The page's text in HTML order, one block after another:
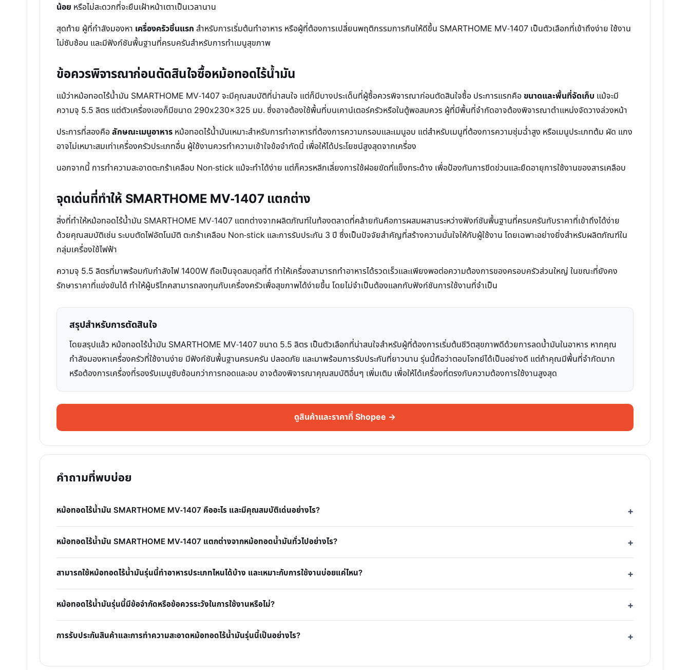
น้อย หรือไม่สะดวกที่จะยืนเฝ้าหน้าเตาเป็นเวลานาน
สุดท้าย ผู้ที่กำลังมองหา เครื่องครัวชิ้นแรก สำหรับการเริ่มต้นทำอาหาร หรือผู้ที่ต้องการเปลี่ยนพฤติกรรมการกินให้ดีขึ้น SMARTHOME MV-1407 เป็นตัวเลือกที่เข้าถึงง่าย ใช้งาน
ไม่ซับซ้อน และมีฟังก์ชันพื้นฐานที่ครบครันสำหรับการทำเมนูสุขภาพ
ข้อควรพิจารณาก่อนตัดสินใจซื้อหม้อทอดไร้น้ำมัน
แม้ว่าหม้อทอดไร้น้ำมัน SMARTHOME MV-1407 จะมีคุณสมบัติที่น่าสนใจ แต่ก็มีบางประเด็นที่ผู้ซื้อควรพิจารณาก่อนตัดสินใจซื้อ ประการแรกคือขนาดและพื้นที่จัดเก็บ แม้จะมี
ความจุ 5.5 ลิตร แต่ตัวเครื่องเองก็มีขนาด 290x230x325 มม. ซึ่งอาจต้องใช้พื้นที่บนเคาน์เตอร์ครัวหรือในตู้พอสมควร ผู้ที่มีพื้นที่จำกัดอาจต้องพิจารณาตำแหน่งจัดวางล่วงหน้า
ประการที่สองคือลักษณะเมนูอาหาร หม้อทอดไร้น้ำมันเหมาะสำหรับการทำอาหารที่ต้องการความกรอบและเมนูอบ แต่สำหรับเมนูที่ต้องการความชุ่มฉ่ำสูง หรือเมนูประเภทต้ม ผัด แกง
อาจไม่เหมาะสมเท่าเครื่องครัวประเภทอื่น ผู้ใช้งานควรทำความเข้าใจข้อจำกัดนี้ เพื่อให้ได้ประโยชน์สูงสุดจากเครื่อง
นอกจากนี้ การทำความสะอาดตะกร้าเคลือบ Non-stick แม้จะทำได้ง่าย แต่ก็ควรหลีกเลี่ยงการใช้ฝอยขัดที่แข็งกระด้าง เพื่อป้องกันการขีดข่วนและยืดอายุการใช้งานของสารเคลือบ
จุดเด่นที่ทำให้ SMARTHOME MV-1407 แตกต่าง
สิ่งที่ทำให้หม้อทอดไร้น้ำมัน SMARTHOME MV-1407 แตกต่างจากผลิตภัณฑ์ในท้องตลาดที่คล้ายกันคือการผสมผสานระหว่างฟังก์ชันพื้นฐานที่ครบครันกับราคาที่เข้าถึงได้ง่าย
ด้วยคุณสมบัติเช่น ระบบตัดไฟอัตโนมัติ ตะกร้าเคลือบ Non-stick และการรับประกัน 3 ปี ซึ่งเป็นปัจจัยสำคัญที่สร้างความมั่นใจให้กับผู้ใช้งาน โดยเฉพาะอย่างยิ่งสำหรับผลิตภัณฑ์ใน
กลุ่มเครื่องใช้ไฟฟ้า
ความจุ 5.5 ลิตรที่มาพร้อมกับกำลังไฟ 1400W ถือเป็นจุดสมดุลที่ดี ทำให้เครื่องสามารถทำอาหารได้รวดเร็วและเพียงพอต่อความต้องการของครอบครัวส่วนใหญ่ ในขณะที่ยังคง
รักษาราคาที่แข่งขันได้ ทำให้ผู้บริโภคสามารถลงทุนกับเครื่องครัวเพื่อสุขภาพได้ง่ายขึ้น โดยไม่จำเป็นต้องแลกกับฟังก์ชันการใช้งานที่จำเป็น
สรุปสำหรับการตัดสินใจ
โดยสรุปแล้ว หม้อทอดไร้น้ำมัน SMARTHOME MV-1407 ขนาด 5.5 ลิตร เป็นตัวเลือกที่น่าสนใจสำหรับผู้ที่ต้องการเริ่มต้นชีวิตสุขภาพดีด้วยการลดน้ำมันในอาหาร หากคุณ
กำลังมองหาเครื่องครัวที่ใช้งานง่าย มีฟังก์ชันพื้นฐานครบครัน ปลอดภัย และมาพร้อมการรับประกันที่ยาวนาน รุ่นนี้ถือว่าตอบโจทย์ได้เป็นอย่างดี แต่ถ้าคุณมีพื้นที่จำกัดมาก
หรือต้องการเครื่องที่รองรับเมนูซับซ้อนกว่าการทอดและอบ อาจต้องพิจารณาคุณสมบัติอื่นๆ เพิ่มเติม เพื่อให้ได้เครื่องที่ตรงกับความต้องการใช้งานสูงสุด
ดูสินค้าและราคาที่ Shopee →
คำถามที่พบบ่อย
หม้อทอดไร้น้ำมัน SMARTHOME MV-1407 คืออะไร และมีคุณสมบัติเด่นอย่างไร?
หม้อทอดไร้น้ำมัน SMARTHOME MV-1407 แตกต่างจากหม้อทอดน้ำมันทั่วไปอย่างไร?
สามารถใช้หม้อทอดไร้น้ำมันรุ่นนี้ทำอาหารประเภทไหนได้บ้าง และเหมาะกับการใช้งานบ่อยแค่ไหน?
หม้อทอดไร้น้ำมันรุ่นนี้มีข้อจำกัดหรือข้อควรระวังในการใช้งานหรือไม่?
การรับประกันสินค้าและการทำความสะอาดหม้อทอดไร้น้ำมันรุ่นนี้เป็นอย่างไร?